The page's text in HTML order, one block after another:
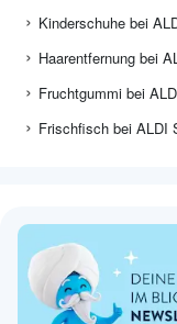
Kinderschuhe bei
Haarentfernung bei
Fruchtgummi bei
Frischfisch bei ALDI